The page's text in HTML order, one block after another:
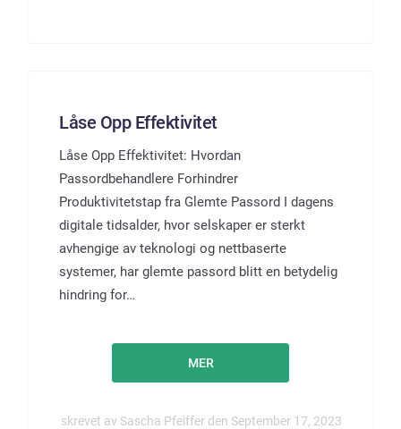
Låse Opp Effektivitet
Låse Opp Effektivitet: Hvordan
Passordbehandlere Forhindrer
Produktivitetstap fra Glemte Passord I dagens
digitale tidsalder, hvor selskaper er sterkt
avhengige av teknologi og nettbaserte
systemer, har glemte passord blitt en betydelig
hindring for…
MER
skrevet av Sascha Pfeiffer den September 17, 2023